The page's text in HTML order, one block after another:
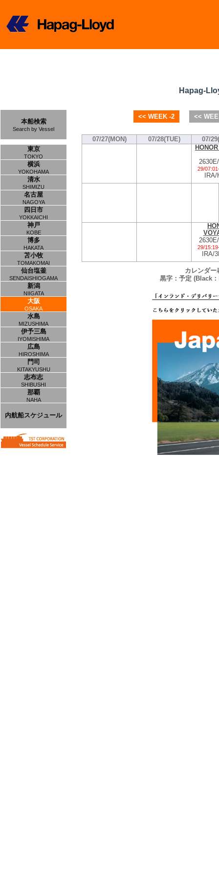
本船検索
Search by Vessel
東京
TOKYO
横浜
YOKOHAMA
清水
SHIMIZU
名古屋
NAGOYA
四日市
YOKKAICHI
神戸
KOBE
博多
HAKATA
苫小牧
TOMAKOMAI
仙台塩釜
SENDAISHIOGAMA
新潟
NIIGATA
大阪
OSAKA
水島
MIZUSHIMA
伊予三島
IYOMISHIMA
広島
HIROSHIMA
門司
KITAKYUSHU
志布志
SHIBUSHI
那覇
NAHA
内航船スケジュール
Hapag-
<< WEEK -2 <<
07/27(MON) 07/28(TUE)
07/
29/07:01
29/15:19
IRA/
カレンダー
黒字：予定 (Black